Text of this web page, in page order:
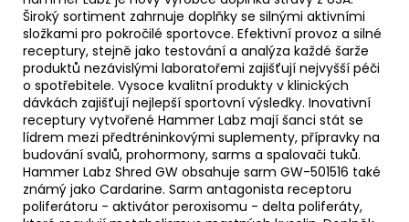
Široký sortiment zahrnuje doplňky se silnými aktivními
složkami pro pokročilé sportovce. Efektivní provoz a silné
receptury, stejně jako testování a analýza každé šarže
produktů nezávislými laboratořemi zajišťují nejvyšší péči
o spotřebitele. Vysoce kvalitní produkty v klinických
dávkách zajišťují nejlepší sportovní výsledky. Inovativní
receptury vytvořené Hammer Labz mají šanci stát se
lídrem mezi předtréninkovými suplementy, přípravky na
budování svalů, prohormony, sarms a spalovači tuků.
Hammer Labz Shred GW obsahuje sarm GW-501516 také
známý jako Cardarine. Sarm antagonista receptoru
poliferátoru - aktivátor peroxisomu - delta poliferáty,